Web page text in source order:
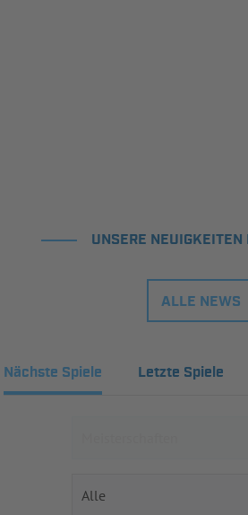
UNSERE NEUIGKEITEN
ALLE NEWS
Nächste Spiele Letzte Spiele